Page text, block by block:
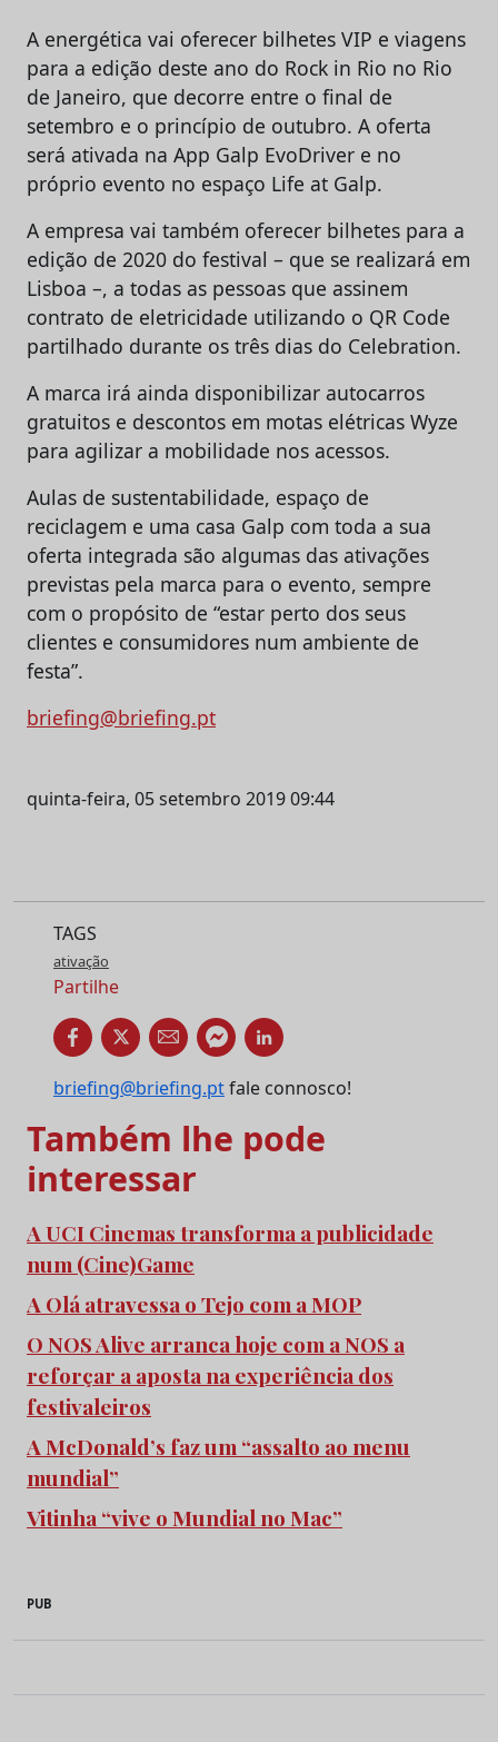
A energética vai oferecer bilhetes VIP e viagens
para a edição deste ano do Rock in Rio no Rio
de Janeiro, que decorre entre o final de
setembro e o princípio de outubro. A oferta
será ativada na App Galp EvoDriver e no
próprio evento no espaço Life at Galp.
A empresa vai também oferecer bilhetes para a
edição de 2020 do festival – que se realizará em
Lisboa –, a todas as pessoas que assinem
contrato de eletricidade utilizando o QR Code
partilhado durante os três dias do Celebration.
A marca irá ainda disponibilizar autocarros
gratuitos e descontos em motas elétricas Wyze
para agilizar a mobilidade nos acessos.
Aulas de sustentabilidade, espaço de
reciclagem e uma casa Galp com toda a sua
oferta integrada são algumas das ativações
previstas pela marca para o evento, sempre
com o propósito de “estar perto dos seus
clientes e consumidores num ambiente de
festa”.
briefing@briefing.pt
quinta-feira, 05 setembro 2019 09:44
TAGS
ativação
Partilhe
briefing@briefing.ptfale connosco!
Também lhe pode
interessar
A UCI Cinemas transforma a publicidade
num (Cine)Game
A Olá atravessa o Tejo com a MOP
O NOS Alive arranca hoje com a NOS a
reforçar a aposta na experiência dos
festivaleiros
A McDonald’s faz um “assalto ao menu
mundial”
Vitinha “vive o Mundial no Mac”
PUB